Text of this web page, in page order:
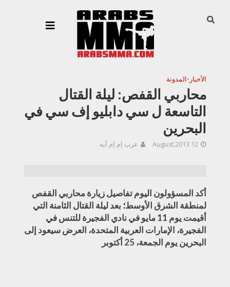
الأخبار •المدونة
محاربي القفص: ليلة القتال
التاسعة ل سي دابليو إف سي في
البحرين
12 August,2013 عرب إم إم أيه
أكد المسؤولون اليوم تفاصيل زيارة محاربي القفص
لمنطقة الشرق الأوسط؛ بعد ليلة القتال الثامنة التي
أقيمت يوم 11 مايو في نادي الفجيرة للتنس في
الفجيرة، الإمارات العربية المتحدة، العرض سيعود إلى
البحرين يوم الجمعة، 25 أكتوبر